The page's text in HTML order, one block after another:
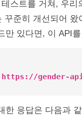
테스트를 거쳐, 우
꾸준히 개선되어
만 있다면, 이 API
https://gender-
한 응답은 다음과